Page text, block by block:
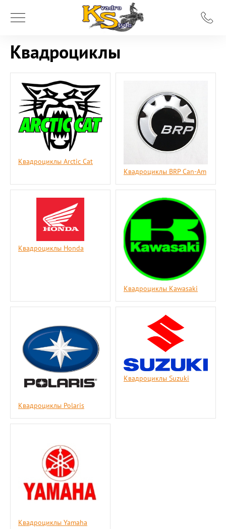
Квадроциклы
Квадроциклы Arctic Cat
Квадроциклы BRP Can-Am
Квадроциклы Honda
Квадроциклы Kawasaki
Квадроциклы Polaris
Квадроциклы Suzuki
Квадроциклы Yamaha